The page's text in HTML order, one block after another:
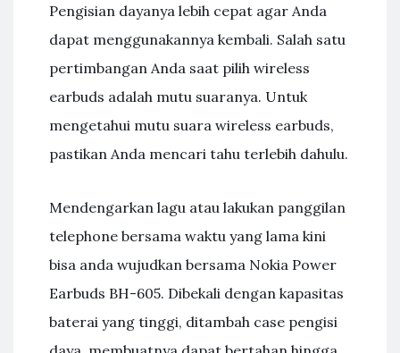
Pengisian dayanya lebih cepat agar Anda
dapat menggunakannya kembali. Salah satu
pertimbangan Anda saat pilih wireless
earbuds adalah mutu suaranya. Untuk
mengetahui mutu suara wireless earbuds,
pastikan Anda mencari tahu terlebih dahulu.
Mendengarkan lagu atau lakukan panggilan
telephone bersama waktu yang lama kini
bisa anda wujudkan bersama Nokia Power
Earbuds BH-605. Dibekali dengan kapasitas
baterai yang tinggi, ditambah case pengisi